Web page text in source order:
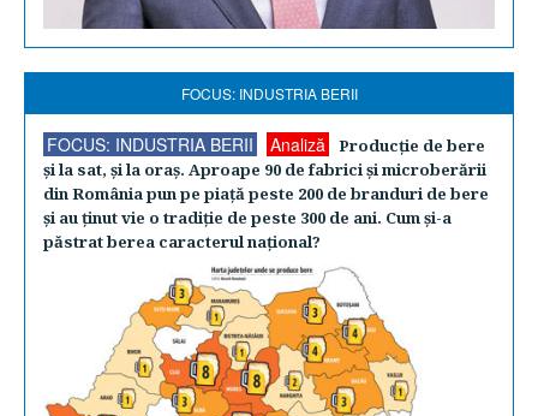
FOCUS: INDUSTRIA BERII
FOCUS: INDUSTRIA BERII Analiză
Producţie de bere
şi la sat, şi la oraş. Aproape 90 de fabrici şi microberării
din România pun pe piaţă peste 200 de branduri de bere
şi au ţinut vie o tradiţie de peste 300 de ani. Cum şi-a
păstrat berea caracterul naţional?